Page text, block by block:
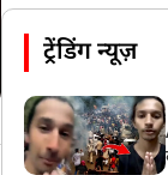
ट्रेंडिंग न्यूज़